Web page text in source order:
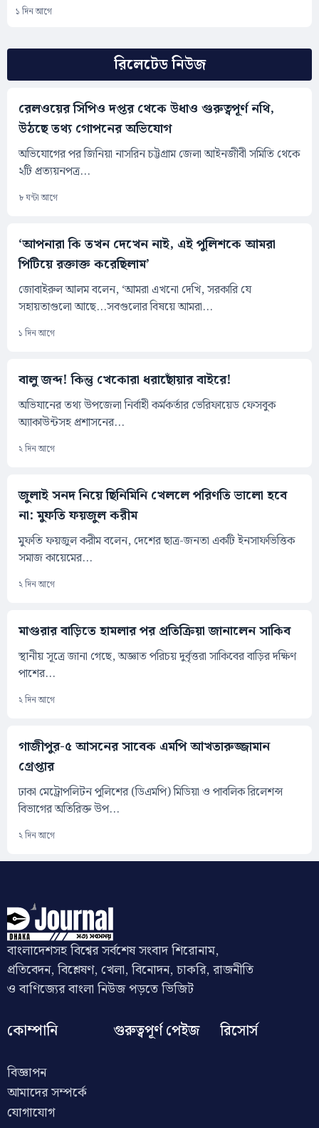
রিলেটেড নিউজ
রেলওয়ের সিপিও দপ্তর থেকে উধাও গুরুত্বপূর্ণ নথি,
উঠছে তথ্য গোপনের অভিযোগ
অভিযোগের পর জিনিয়া নাসরিন চট্টগ্রাম জেলা আইনজীবী সমিতি থেকে
২টি প্রত্যয়নপত্র...
৮ ঘন্টা আগে
‘আপনারা কি তখন দেখেন নাই, এই পুলিশকে আমরা
পিটিয়ে রক্তাক্ত করেছিলাম’
জোবাইরুল আলম বলেন, ‘আমরা এখনো দেখি, সরকারি যে
সহায়তাগুলো আছে...সবগুলোর বিষয়ে আমরা...
১ দিন আগে
বালু জব্দ! কিন্তু খেকোরা ধরাছোঁয়ার বাইরে!
অভিযানের তথ্য উপজেলা নির্বাহী কর্মকর্তার ভেরিফায়েড ফেসবুক
অ্যাকাউন্টসহ প্রশাসনের...
২ দিন আগে
জুলাই সনদ নিয়ে ছিনিমিনি খেললে পরিণতি ভালো হবে
না: মুফতি ফয়জুল করীম
মুফতি ফয়জুল করীম বলেন, দেশের ছাত্র-জনতা একটি ইনসাফভিত্তিক
সমাজ কায়েমের...
২ দিন আগে
মাগুরার বাড়িতে হামলার পর প্রতিক্রিয়া জানালেন সাকিব
স্থানীয় সূত্রে জানা গেছে, অজ্ঞাত পরিচয় দুর্বৃত্তরা সাকিবের বাড়ির দক্ষিণ
পাশের...
২ দিন আগে
গাজীপুর-৫ আসনের সাবেক এমপি আখতারুজ্জামান
গ্রেপ্তার
ঢাকা মেট্রোপলিটন পুলিশের (ডিএমপি) মিডিয়া ও পাবলিক রিলেশন্স
বিভাগের অতিরিক্ত উপ...
২ দিন আগে
১ দিন আগে
বাংলাদেশসহ বিশ্বের সর্বশেষ সংবাদ শিরোনাম,
প্রতিবেদন, বিশ্লেষণ, খেলা, বিনোদন, চাকরি, রাজনীতি
ও বাণিজ্যের বাংলা নিউজ পড়তে ভিজিট
কোম্পানি
বিজ্ঞাপন
আমাদের সম্পর্কে
যোগাযোগ
গুরুত্বপূর্ণ পেইজ রিসোর্স